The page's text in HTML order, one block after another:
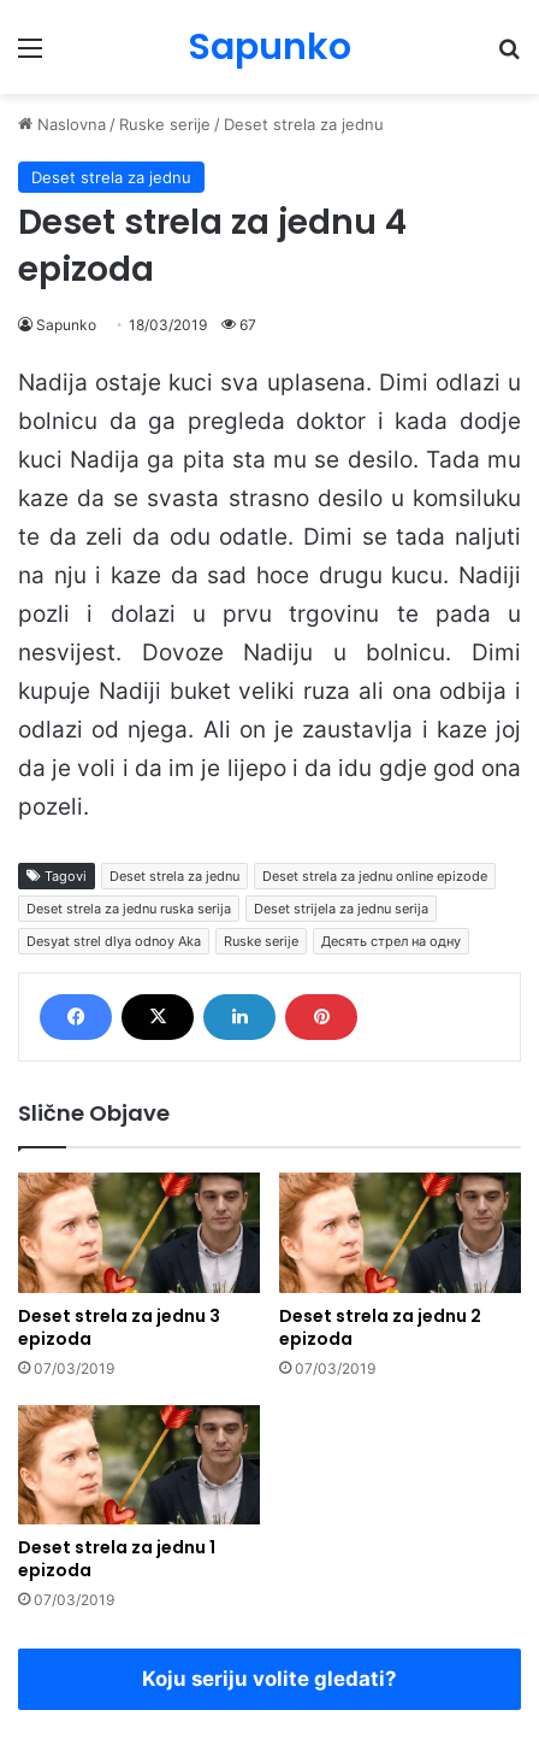
Menu Sapunko
Naslovna / Ruske serije / Deset strela za jednu
Deset strela za jednu
Deset strela za jednu 4
epizoda
Sapunko 18/03/2019 67
Nadija ostaje kuci sva uplasena. Dimi odlazi u
bolnicu da ga pregleda doktor i kada dodje
kuci Nadija ga pita sta mu se desilo. Tada mu
kaze da se svasta strasno desilo u komsiluku
te da zeli da odu odatle. Dimi se tada naljuti
na nju i kaze da sad hoce drugu kucu. Nadiji
pozli i dolazi u prvu trgovinu te pada u
nesvijest. Dovoze Nadiju u bolnicu. Dimi
kupuje Nadiji buket veliki ruza ali ona odbija i
odlazi od njega. Ali on je zaustavlja i kaze joj
da je voli i da im je lijepo i da idu gdje god ona
pozeli.
Tagovi Deset strela za jednu
Deset strela za jednu online epizode
Deset strela za jednu ruska serija
Deset strijela za jednu serija
Desyat strel dlya odnoy Aka
Ruske serije Десять стрел на одну
Slične Objave
Deset strela za jednu 3
epizoda
07/03/2019
Deset strela za jednu 2
epizoda
07/03/2019
Deset strela za jednu 1
epizoda
07/03/2019
Koju seriju volite gledati?